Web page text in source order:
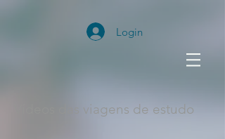
Login
Vídeos das viagens de estudo